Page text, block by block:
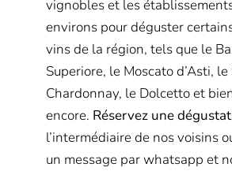
vignobles et les
environs pour déguster
vins de la région, tels que le
Superiore, le Moscato d’Asti,
Chardonnay, le Dolcetto et
encore. Réservez une
l’intermédiaire de nos voisins
un message par whatsapp et